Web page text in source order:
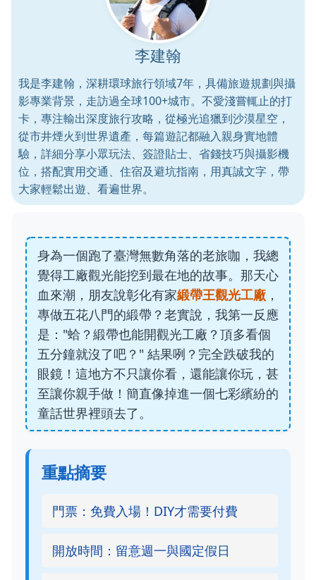
李建翰
我是李建翰，深耕環球旅行領域7年，具備旅遊規劃與攝
影專業背景，走訪過全球100+城市。不愛淺嘗輒止的打
卡，專注輸出深度旅行攻略，從極光追獵到沙漠星空，
從市井煙火到世界遺產，每篇遊記都融入親身實地體
驗，詳細分享小眾玩法、簽證貼士、省錢技巧與攝影機
位，搭配實用交通、住宿及避坑指南，用真誠文字，帶
大家輕鬆出遊、看遍世界。
身為一個跑了臺灣無數角落的老旅咖，我總
覺得工廠觀光能挖到最在地的故事。那天心
血來潮，朋友說彰化有家緞帶王觀光工廠 ，
專做五花八門的緞帶？老實說，我第一反應
是："蛤？緞帶也能開觀光工廠？頂多看個
五分鐘就沒了吧？" 結果咧？完全跌破我的
眼鏡！這地方不只讓你看，還能讓你玩，甚
至讓你親手做！簡直像掉進一個七彩繽紛的
童話世界裡頭去了。
重點摘要
門票：免費入場！DIY才需要付費
開放時間：留意週一與國定假日